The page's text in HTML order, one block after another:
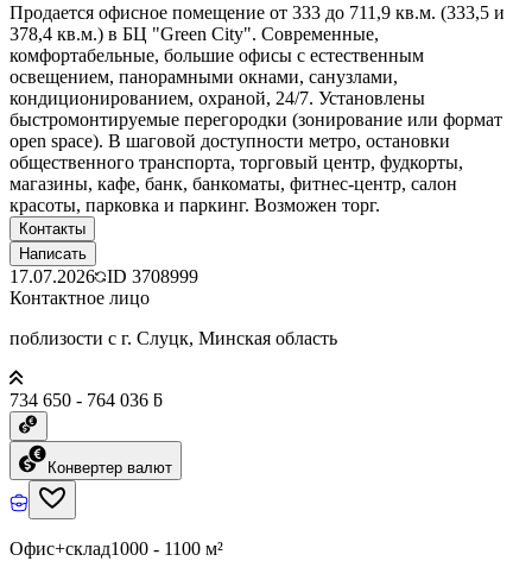
Продается офисное помещение от 333 до 711,9 кв.м. (333,5 и
378,4 кв.м.) в БЦ "Green City". Современные,
комфортабельные, большие офисы с естественным
освещением, панорамными окнами, санузлами,
кондиционированием, охраной, 24/7. Установлены
быстромонтируемые перегородки (зонирование или формат
open space). В шаговой доступности метро, остановки
общественного транспорта, торговый центр, фудкорты,
магазины, кафе, банк, банкоматы, фитнес-центр, салон
красоты, парковка и паркинг. Возможен торг.
Контакты
Написать
17.07.2026 ID 3708999
Контактное лицо
поблизости с г. Слуцк, Минская область
734 650 - 764 036 ƃ
Конвертер валют
Офис+склад1000 - 1100 м²